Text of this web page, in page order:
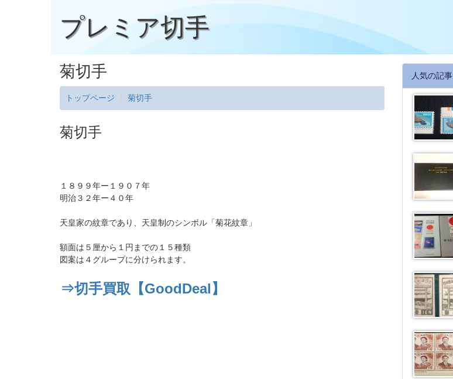
プレミア切手
菊切手
トップページ 菊切手
菊切手
１８９９年ー１９０７年
明治３２年ー４０年
天皇家の紋章であり、天皇制のシンボル「菊花紋章」
額面は５厘から１円までの１５種類
図案は４グループに分けられます。
⇒切手買取【GoodDeal】
人気の記事